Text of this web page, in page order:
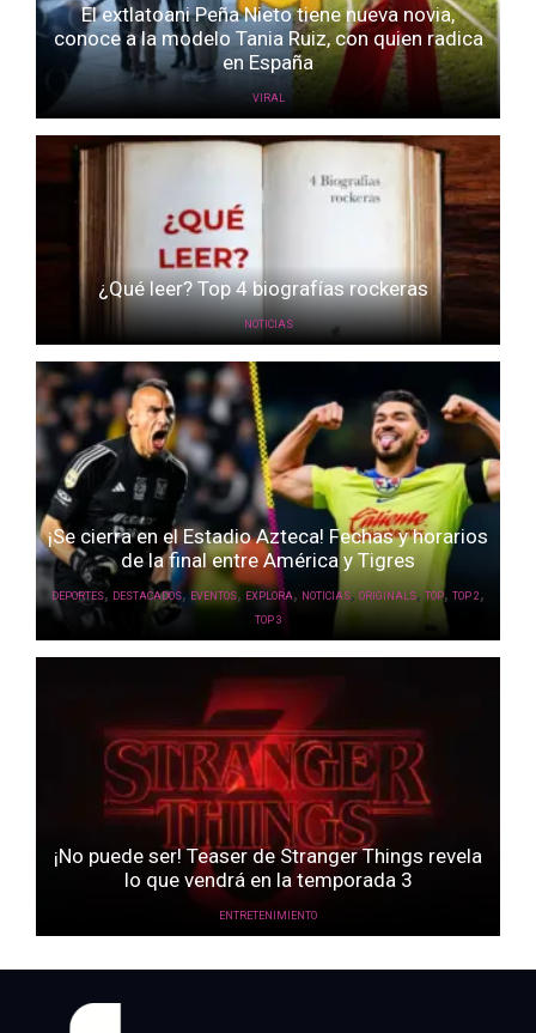
El extlatoani Peña Nieto tiene nueva novia,
conoce a la modelo Tania Ruiz, con quien radica
en España
VIRAL
¿Qué leer? Top 4 biografías rockeras
NOTICIAS
¡Se cierra en el Estadio Azteca! Fechas y horarios
de la final entre América y Tigres
DEPORTES, DESTACADOS, EVENTOS, EXPLORA, NOTICIAS, ORIGINALS,TOP, TOP 2,
TOP 3
¡No puede ser! Teaser de Stranger Things revela
lo que vendrá en la temporada 3
ENTRETENIMIENTO